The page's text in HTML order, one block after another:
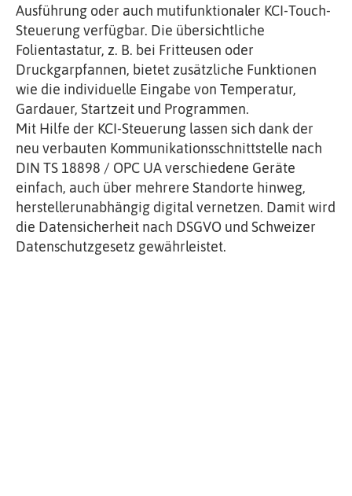
Ausführung oder auch mutifunktionaler KCI-Touch-
Steuerung verfügbar. Die übersichtliche
Folientastatur, z. B. bei Fritteusen oder
Druckgarpfannen, bietet zusätzliche Funktionen
wie die individuelle Eingabe von Temperatur,
Gardauer, Startzeit und Programmen.
Mit Hilfe der KCI-Steuerung lassen sich dank der
neu verbauten Kommunikationsschnittstelle nach
DIN TS 18898 / OPC UA verschiedene Geräte
einfach, auch über mehrere Standorte hinweg,
herstellerunabhängig digital vernetzen. Damit wird
die Datensicherheit nach DSGVO und Schweizer
Datenschutzgesetz gewährleistet.